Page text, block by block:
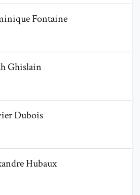
Fontaine
Fontaine
Ghislain
Ghislain
Dubois
Dubois
Hubaux
Hubaux